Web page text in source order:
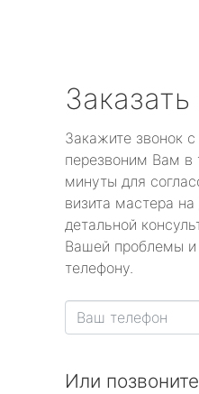
Закажите звонок
перезвоним Вам в
минуты для
визита мастера
детальной
Вашей проблемы и
телефону.
Или